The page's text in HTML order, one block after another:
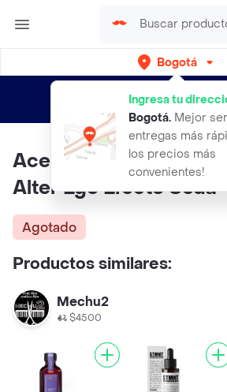
Bogotá
Ingresa tu
Bogotá. Mejor
entregas más
los precios más
convenientes!
envíos gratis por semanas
Aceite Nutritivos Para
Alter Ego Efecto Seda
Agotado
Productos similares:
Mechu2
$4500